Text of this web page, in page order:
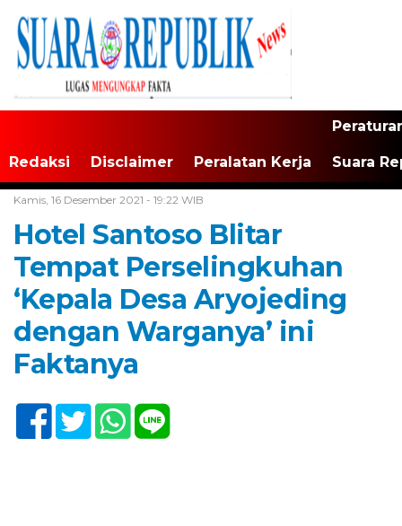
Redaksi Disclaimer Peralatan Kerja Suara
Kamis, 16 Desember 2021 - 19:22 WIB
Hotel Santoso Blitar
Tempat Perselingkuhan
‘Kepala Desa Aryojeding
dengan Warganya’ ini
Faktanya